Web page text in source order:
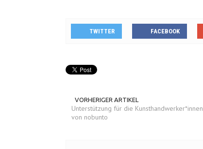
TWITTER FACEBOOK
VORHERIGER ARTIKEL
Unterstützung für die Kunsthandwerker*innen
von nobunto